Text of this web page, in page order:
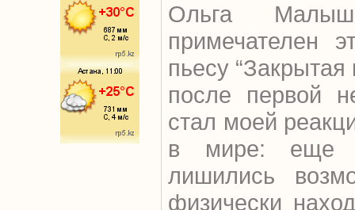
Ольга
примечателен
пьесу
после первой
стал моей
в мире: еще
лишились
физически